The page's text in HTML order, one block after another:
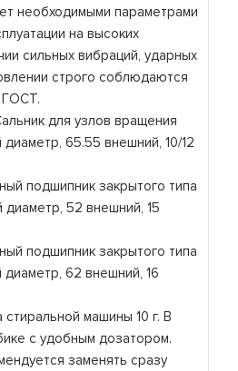
необходимыми параметрами
на высоких
сильных вибраций, ударных
строго соблюдаются
ГОСТ.
для узлов вращения
диаметр, 65.55 внешний, 10/12
подшипник закрытого типа
52 внешний, 15
подшипник закрытого типа
62 внешний, 16
стиральной машины 10 г. В
с удобным дозатором.
заменять сразу